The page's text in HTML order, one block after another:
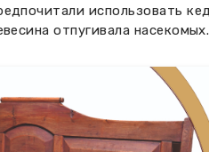
использовать
отпугивала насекомых.